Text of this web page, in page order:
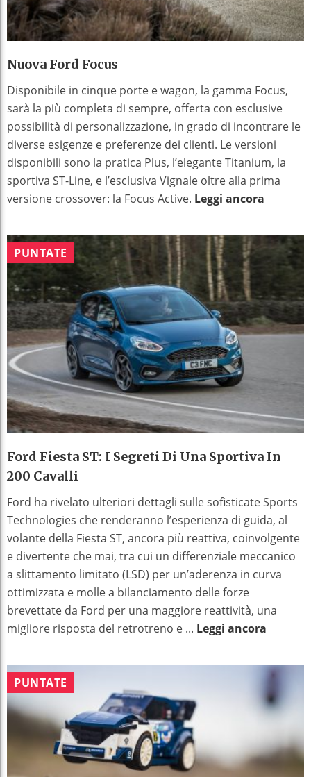
Nuova Ford Focus
Disponibile in cinque porte e wagon, la gamma Focus,
sarà la più completa di sempre, offerta con esclusive
possibilità di personalizzazione, in grado di incontrare le
diverse esigenze e preferenze dei clienti. Le versioni
disponibili sono la pratica Plus, l’elegante Titanium, la
sportiva ST-Line, e l’esclusiva Vignale oltre alla prima
versione crossover: la Focus Active. Leggi ancora
PUNTATE
Ford Fiesta ST: I Segreti Di Una Sportiva In
200 Cavalli
Ford ha rivelato ulteriori dettagli sulle sofisticate Sports
Technologies che renderanno l’esperienza di guida, al
volante della Fiesta ST, ancora più reattiva, coinvolgente
e divertente che mai, tra cui un differenziale meccanico
a slittamento limitato (LSD) per un’aderenza in curva
ottimizzata e molle a bilanciamento delle forze
brevettate da Ford per una maggiore reattività, una
migliore risposta del retrotreno e ... Leggi ancora
PUNTATE